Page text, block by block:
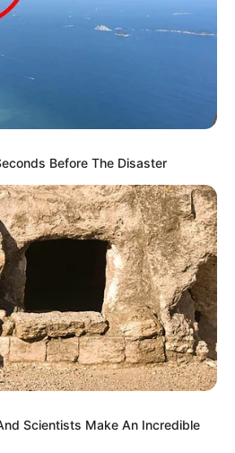
Before The Disaster
Scientists Make An Incredible